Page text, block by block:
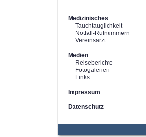
Medizinisches
Tauchtauglichkeit
Notfall-Rufnummern
Vereinsarzt
Medien
Reiseberichte
Fotogalerien
Links
Impressum
Datenschutz